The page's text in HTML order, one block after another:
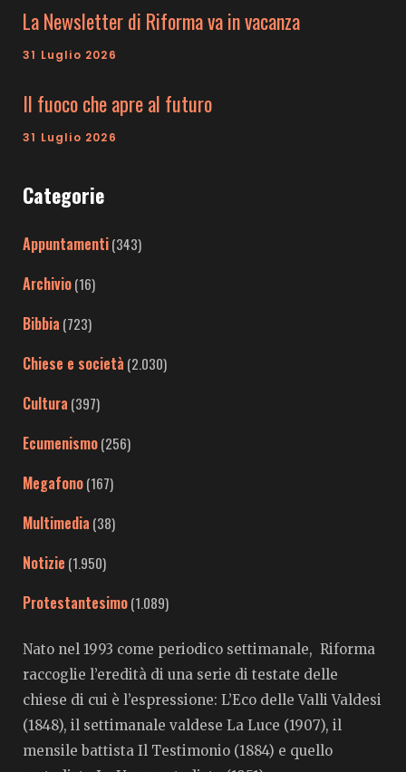
La Newsletter di Riforma va in vacanza
31 Luglio 2026
Il fuoco che apre al futuro
31 Luglio 2026
Categorie
Appuntamenti(343)
Archivio(16)
Bibbia (723)
Chiese e società (2.030)
Cultura (397)
Ecumenismo(256)
Megafono(167)
Multimedia (38)
Notizie (1.950)
Protestantesimo(1.089)
Nato nel 1993 come periodico settimanale, Riforma
raccoglie l’eredità di una serie di testate delle
chiese di cui è l’espressione: L’Eco delle Valli Valdesi
(1848), il settimanale valdese La Luce (1907), il
mensile battista Il Testimonio (1884) e quello